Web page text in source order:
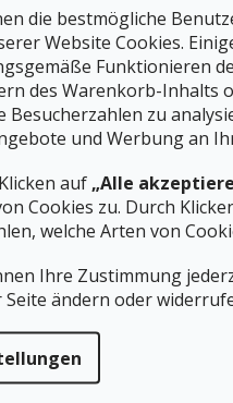
die bestmögliche
Website Cookies.
Funktionieren
des Warenkorb-Inhalts
Besucherzahlen zu
und Werbung an
auf „Alle
Cookies zu. Durch
welche Arten von
Ihre Zustimmung
Seite ändern oder
auf nassem Schnee
Lebensdauer, da die
sind. Dadurch wird der
auf Schnee gut gleiten.
halbes Pfund Schnee am
AlleKOHLA-Klettergurte
bleibt.
so, dass der Schnee
- die Klettergurte sind
- die Klettergurte halten
Lösungsmitteln und